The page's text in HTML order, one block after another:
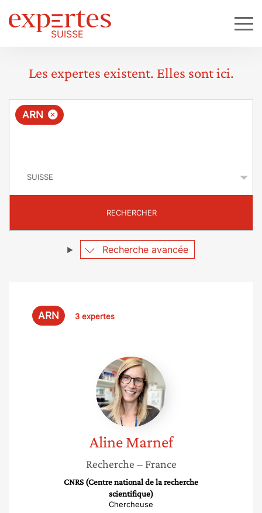
Les expertes existent. Elles sont ici.
R
ê
e
×
ARN
RECHERCHER
Recherche avancée
ARN 3 expertes
Aline
Marnef
Aline Marnef
Recherche – France
CNRS (Centre national de la recherche
scientifique)
Chercheuse